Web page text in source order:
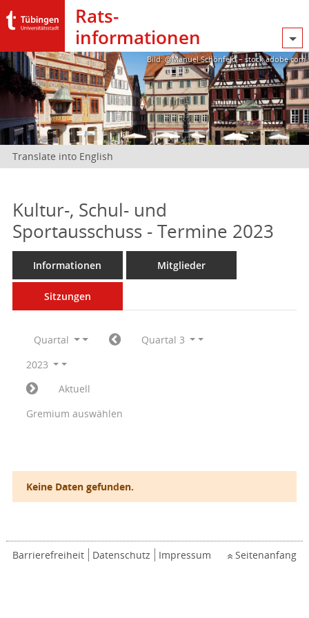
Rats­
informationen
Bild: @Manuel Schönfeld – stock.adobe.com
Translate into English
Kultur-, Schul- und
Sportausschuss - Termine 2023
Informationen Mitglieder
Sitzungen
Quartal
Quartal 3
2023
Aktuell
Gremium auswählen
Keine Daten gefunden.
Barrierefreiheit Datenschutz Impressum Seitenanfang